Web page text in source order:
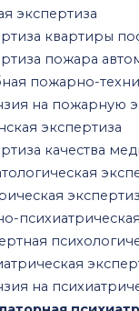
экспертиза
квартиры
пожара
пожарно-
на пожарную
экспертиза
качества
на
экспертиза
экспертиза
давности
печати и
экспертиза
на судебную